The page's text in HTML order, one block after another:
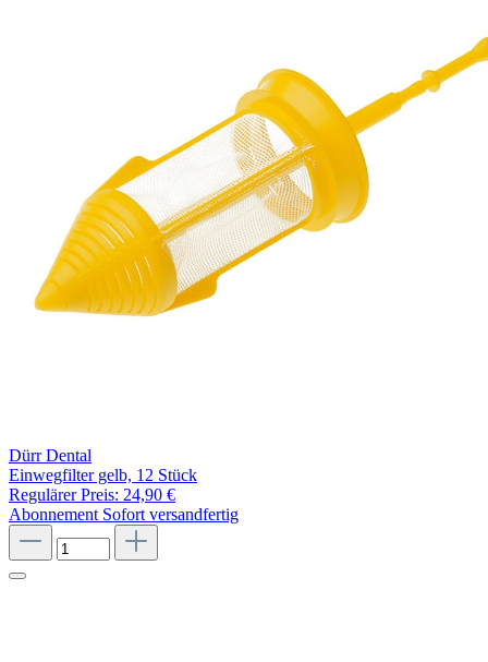
Dürr Dental
Einwegfilter gelb, 12 Stück
Regulärer Preis: 24,90 €
Abonnement Sofort versandfertig